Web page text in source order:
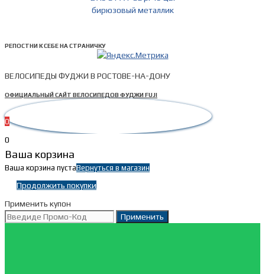
РЕПОСТНИ К СЕБЕ НА СТРАНИЧКУ
ВЕЛОСИПЕДЫ ФУДЖИ В РОСТОВЕ-НА-ДОНУ
ОФИЦИАЛЬНЫЙ САЙТ ВЕЛОСИПЕДОВ ФУДЖИ FUJI
0
0
Ваша корзина
Ваша корзина пустаВернуться в магазин
Продолжить покупки
Применить купон
Применить